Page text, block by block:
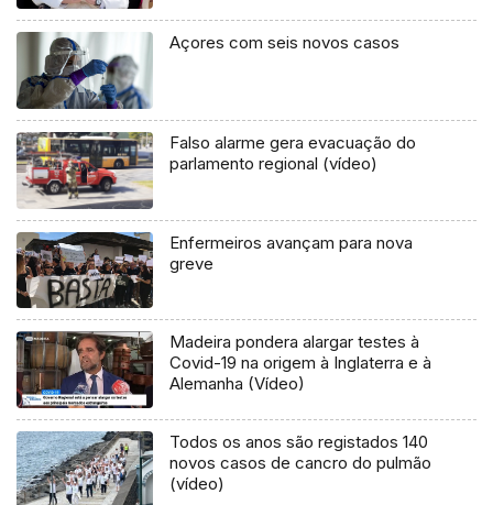
Açores com seis novos casos
Falso alarme gera evacuação do
parlamento regional (vídeo)
Enfermeiros avançam para nova
greve
Madeira pondera alargar testes à
Covid-19 na origem à Inglaterra e à
Alemanha (Vídeo)
Todos os anos são registados 140
novos casos de cancro do pulmão
(vídeo)